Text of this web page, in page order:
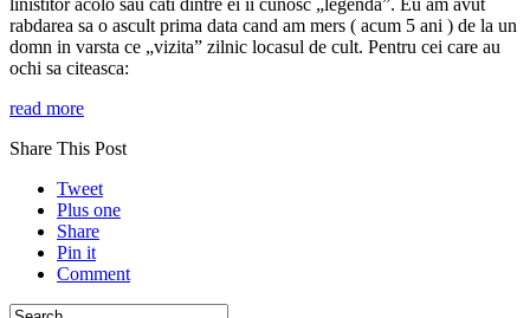
rabdarea sa o ascult prima data cand am mers ( acum 5 ani ) de la un
domn in varsta ce „vizita” zilnic locasul de cult. Pentru cei care au
ochi sa citeasca:
read more
Share This Post
Tweet
Plus one
Share
Pin it
Comment